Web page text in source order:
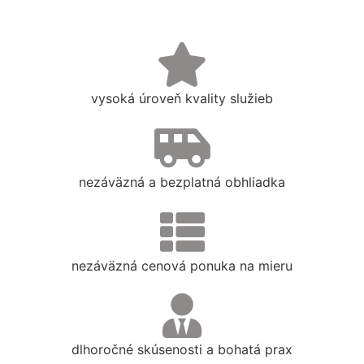
vysoká úroveň kvality služieb
nezáväzná a bezplatná obhliadka
nezáväzná cenová ponuka na mieru
dlhoročné skúsenosti a bohatá prax